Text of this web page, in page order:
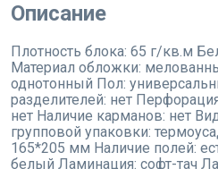
Описание
Плотность блока: 65 г/кв.м
Материал обложки:
однотонный Пол:
разделителей: нет
нет Наличие карманов: нет
групповой упаковки:
165*205 мм Наличие полей:
белый Ламинация: софт-тач